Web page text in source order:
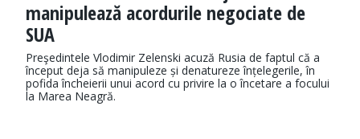
manipulează acordurile negociate de
SUA
Preşedintele Vlodimir Zelenski acuză Rusia de faptul că a
început deja să manipuleze și denatureze înțelegerile, în
pofida încheierii unui acord cu privire la o încetare a focului
la Marea Neagră.